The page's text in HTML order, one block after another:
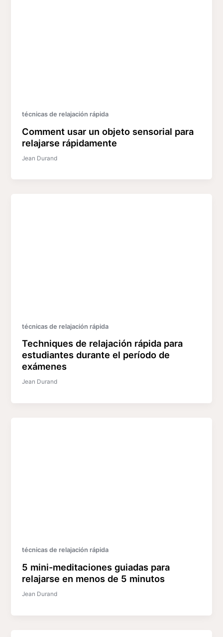
técnicas de relajación rápida
Comment usar un objeto sensorial para
relajarse rápidamente
Jean Durand
técnicas de relajación rápida
Techniques de relajación rápida para
estudiantes durante el período de
exámenes
Jean Durand
técnicas de relajación rápida
5 mini-meditaciones guiadas para
relajarse en menos de 5 minutos
Jean Durand